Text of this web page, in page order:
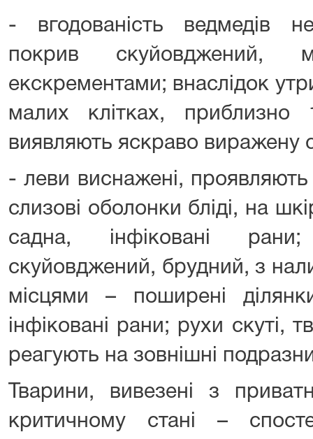
- вгодованість ведмедів
покрив скуйовджений,
екскрементами; внаслідок
малих клітках, приблизно
виявляють яскраво виражену
- леви виснажені, проявляють
слизові оболонки бліді, на
садна, інфіковані
скуйовджений, брудний, з
місцями – поширені
інфіковані рани; рухи скуті,
реагують на зовнішні
Тварини, вивезені з
критичному стані –